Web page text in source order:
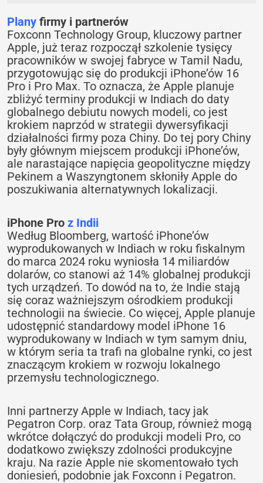
Plany firmy i partnerów
Foxconn Technology Group, kluczowy partner
Apple, już teraz rozpoczął szkolenie tysięcy
pracowników w swojej fabryce w Tamil Nadu,
przygotowując się do produkcji iPhone’ów 16
Pro i Pro Max. To oznacza, że Apple planuje
zbliżyć terminy produkcji w Indiach do daty
globalnego debiutu nowych modeli, co jest
krokiem naprzód w strategii dywersyfikacji
działalności firmy poza Chiny. Do tej pory Chiny
były głównym miejscem produkcji iPhone’ów,
ale narastające napięcia geopolityczne między
Pekinem a Waszyngtonem skłoniły Apple do
poszukiwania alternatywnych lokalizacji.
iPhone Proz Indii
Według Bloomberg, wartość iPhone’ów
wyprodukowanych w Indiach w roku fiskalnym
do marca 2024 roku wyniosła 14 miliardów
dolarów, co stanowi aż 14% globalnej produkcji
tych urządzeń. To dowód na to, że Indie stają
się coraz ważniejszym ośrodkiem produkcji
technologii na świecie. Co więcej, Apple planuje
udostępnić standardowy model iPhone 16
wyprodukowany w Indiach w tym samym dniu,
w którym seria ta trafi na globalne rynki, co jest
znaczącym krokiem w rozwoju lokalnego
przemysłu technologicznego.
Inni partnerzy Apple w Indiach, tacy jak
Pegatron Corp. oraz Tata Group, również mogą
wkrótce dołączyć do produkcji modeli Pro, co
dodatkowo zwiększy zdolności produkcyjne
kraju. Na razie Apple nie skomentowało tych
doniesień, podobnie jak Foxconn i Pegatron.